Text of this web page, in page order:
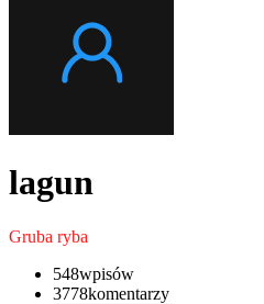
lagun
Gruba ryba
548wpisów
3778komentarzy